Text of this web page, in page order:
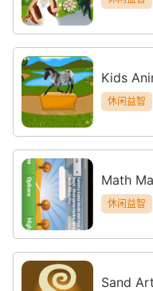
Kids
休闲益智
Math
休闲益智
Sand Art